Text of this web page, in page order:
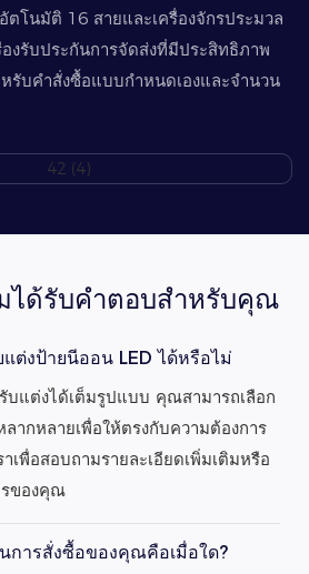
ตโนมัติ 16 สายและเครื่องจักรประมวล
งรับประกันการจัดส่งที่มีประสิทธิภาพ
หรับคำสั่งซื้อแบบกำหนดเองและจำนวน
ได้รับคำตอบสำหรับคุณ
ต่งป้ายนีออน LED ได้หรือไม่
บแต่งได้เต็มรูปแบบ คุณสามารถเลือก
ากหลายเพื่อให้ตรงกับความต้องการ
เพื่อสอบถามรายละเอียดเพิ่มเติมหรือ
รของคุณ
นการสั่งซื้อของคุณคือเมื่อใด?